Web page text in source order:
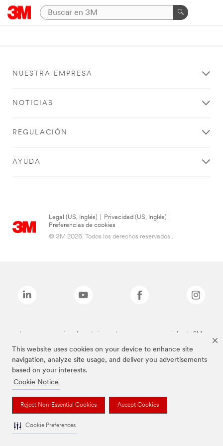
This website uses cookies on your device to enhance site
navigation, analyze site usage, and deliver you advertisements
based on your interests.
Cookie Notice
Reject Non-Essential Cookies Accept Cookies
Cookie Preferences
NUESTRA EMPRESA
NOTICIAS
REGULACIÓN
AYUDA
Legal (US, Inglés) Privacidad (US, Inglés)
Preferencias de cookies
© 3M 2026. Todos los derechos reservados..
Las marcas mencionadas anteriormente son marcas comerciales de 3M.